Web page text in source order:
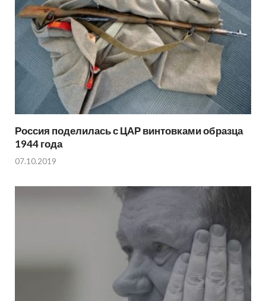
Россия поделилась с ЦАР винтовками образца
1944 года
07.10.2019